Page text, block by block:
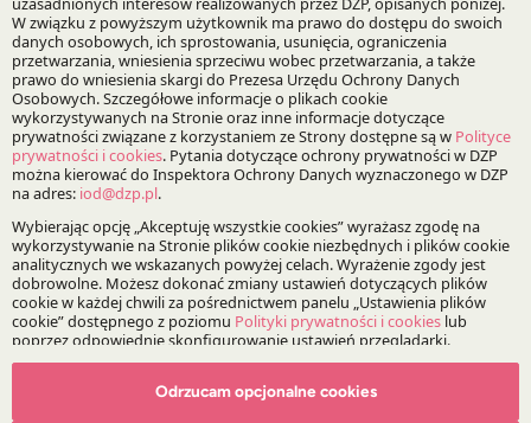
Specjalizacje:
Prawo własności intelektualnej
Zapisz
Odrzucam opcjonalne cookies